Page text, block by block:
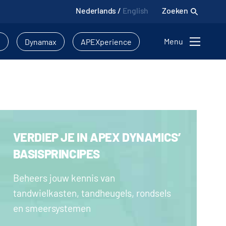
Nederlands / English Zoeken
Dynamax APEXperience Menu
VERDIEP JE IN APEX DYNAMICS’
BASISPRINCIPES
Beheers jouw kennis van
tandwielkasten, tandheugels, rondsels
en smeersystemen